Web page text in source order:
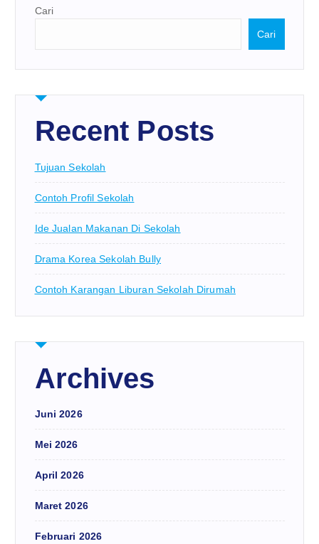
Cari
Cari
Recent Posts
Tujuan Sekolah
Contoh Profil Sekolah
Ide Jualan Makanan Di Sekolah
Drama Korea Sekolah Bully
Contoh Karangan Liburan Sekolah Dirumah
Archives
Juni 2026
Mei 2026
April 2026
Maret 2026
Februari 2026